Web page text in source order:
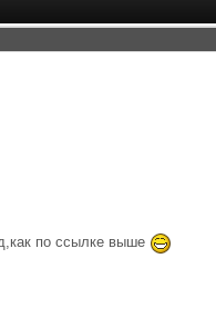
по ссылке выше